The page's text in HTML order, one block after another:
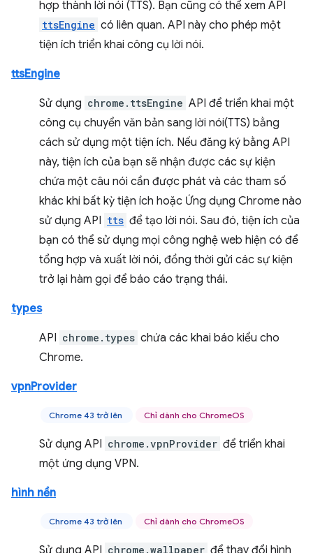
hợp thành lời nói (TTS). Bạn cũng có thể xem API
ttsEngine có liên quan. API này cho phép một
tiện ích triển khai công cụ lời nói.
ttsEngine
Sử dụng chrome.ttsEngine API để triển khai một
công cụ chuyển văn bản sang lời nói(TTS) bằng
cách sử dụng một tiện ích. Nếu đăng ký bằng API
này, tiện ích của bạn sẽ nhận được các sự kiện
chứa một câu nói cần được phát và các tham số
khác khi bất kỳ tiện ích hoặc Ứng dụng Chrome nào
sử dụng API tts để tạo lời nói. Sau đó, tiện ích của
bạn có thể sử dụng mọi công nghệ web hiện có để
tổng hợp và xuất lời nói, đồng thời gửi các sự kiện
trở lại hàm gọi để báo cáo trạng thái.
types
API chrome.types chứa các khai báo kiểu cho
Chrome.
vpnProvider
Chrome 43 trở lên Chỉ dành cho ChromeOS
Sử dụng API chrome.vpnProvider để triển khai
một ứng dụng VPN.
hình nền
Chrome 43 trở lên Chỉ dành cho ChromeOS
Sử dụng API chrome.wallpaper để thay đổi hình